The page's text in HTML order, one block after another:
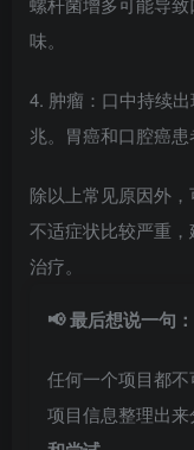
味。
4. 肿瘤：口中持续
兆。胃癌和口腔癌患
除以上常见原因外
不适症状比较严重
治疗。
📢 最后想说一句：
任何一个项目都
项目信息整理出